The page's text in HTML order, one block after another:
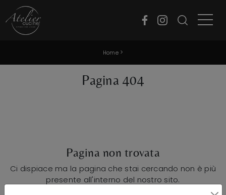
Home>
Pagina 404
Pagina non trovata
Ci dispiace ma la pagina che stai cercando non è più
presente all'interno del nostro sito.